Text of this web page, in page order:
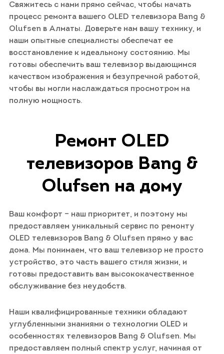
Свяжитесь с нами прямо сейчас, чтобы начать
процесс ремонта вашего OLED телевизора Bang &
Olufsen в Алматы. Доверьте нам вашу технику, и
наши опытные специалисты обеспечат ее
восстановление к идеальному состоянию. Мы
готовы обеспечить ваш телевизор выдающимся
качеством изображения и безупречной работой,
чтобы вы могли наслаждаться просмотром на
полную мощность.
Ремонт OLED
телевизоров Bang &
Olufsen на дому
Ваш комфорт – наш приоритет, и поэтому мы
предоставляем уникальный сервис по ремонту
OLED телевизоров Bang & Olufsen прямо у вас
дома. Мы понимаем, что ваш телевизор не просто
устройство, это часть вашего стиля жизни, и
готовы предоставить вам высококачественное
обслуживание без неудобств.
Наши квалифицированные техники обладают
углубленными знаниями о технологии OLED и
особенностях телевизоров Bang & Olufsen. Мы
предоставляем полный спектр услуг, начиная от